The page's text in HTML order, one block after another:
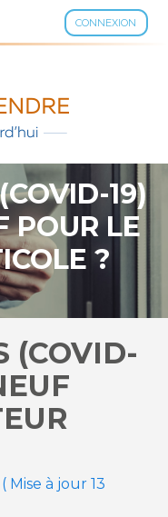
CONNEXION
19)
POUR LE
?
(COVID-
( Mise à jour 13